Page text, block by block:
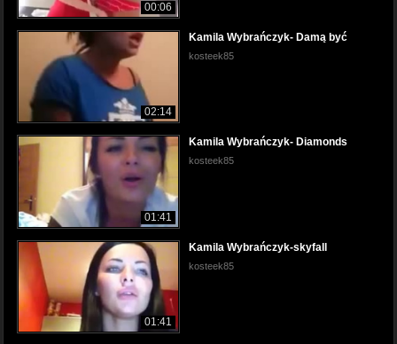
00:06
02:14
Kamila Wybrańczyk- Damą być
kosteek85
01:41
Kamila Wybrańczyk- Diamonds
kosteek85
01:41
Kamila Wybrańczyk-skyfall
kosteek85